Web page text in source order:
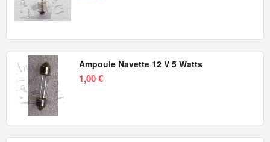
Ampoule Navette 12 V 5 Watts
1,00 €